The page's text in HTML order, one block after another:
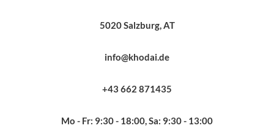
5020 Salzburg, AT
info@khodai.de
+43 662 871435
Mo - Fr: 9:30 - 18:00, Sa: 9:30 - 13:00